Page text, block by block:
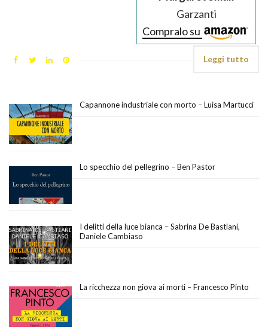
Garzanti
Compralo su
Leggi tutto
Capannone industriale con morto – Luisa Martucci
Lo specchio del pellegrino – Ben Pastor
I delitti della luce bianca – Sabrina De Bastiani,
Daniele Cambiaso
La ricchezza non giova ai morti – Francesco Pinto